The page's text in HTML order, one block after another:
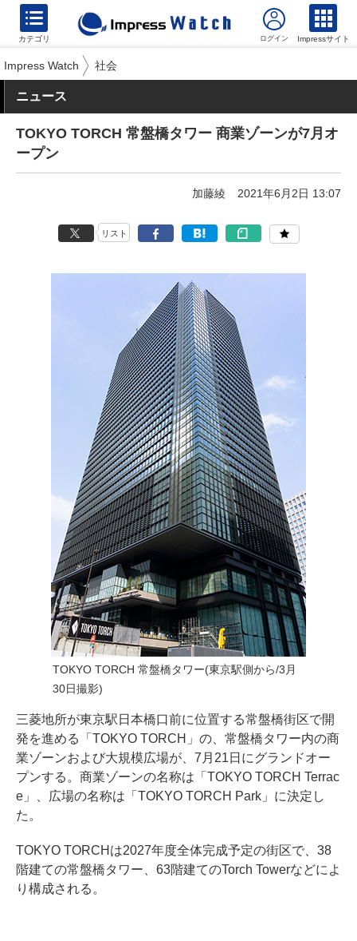
カテゴリ Impressサイト
Impress Watch 社会
ニュース
TOKYO TORCH 常盤橋タワー 商業ゾーンが7月オ
ープン
加藤綾 2021年6月2日 13:07
リスト
TOKYO TORCH 常盤橋タワー(東京駅側から/3月
30日撮影)
三菱地所が東京駅日本橋口前に位置する常盤橋街区で開
発を進める「TOKYO TORCH」の、常盤橋タワー内の商
業ゾーンおよび大規模広場が、7月21日にグランドオー
プンする。商業ゾーンの名称は「TOKYO TORCH Terrac
e」、広場の名称は「TOKYO TORCH Park」に決定し
た。
TOKYO TORCHは2027年度全体完成予定の街区で、38
階建ての常盤橋タワー、63階建てのTorch Towerなどによ
り構成される。